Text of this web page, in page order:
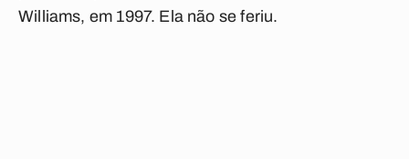
Williams, em 1997. Ela não se feriu.